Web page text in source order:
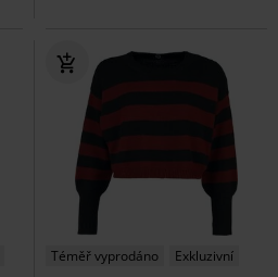
Téměř vyprodáno Exkluzivní